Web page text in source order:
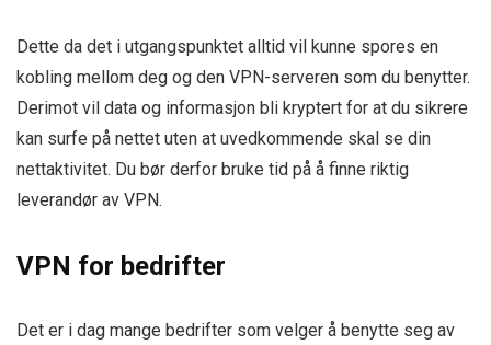
Dette da det i utgangspunktet alltid vil kunne spores en
kobling mellom deg og den VPN-serveren som du benytter.
Derimot vil data og informasjon bli kryptert for at du sikrere
kan surfe på nettet uten at uvedkommende skal se din
nettaktivitet. Du bør derfor bruke tid på å finne riktig
leverandør av VPN.
VPN for bedrifter
Det er i dag mange bedrifter som velger å benytte seg av